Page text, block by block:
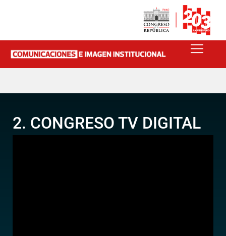
2. CONGRESO TV DIGITAL